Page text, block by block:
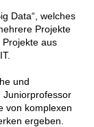
Data“, welches
Projekte
aus
und
Juniorprofessor
von komplexen
ergeben.